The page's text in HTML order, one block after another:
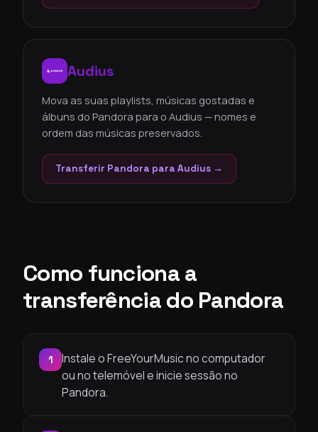
Audius
Mova as suas playlists, músicas gostadas e
álbuns do Pandora para o Audius — nomes e
ordem das músicas preservados.
Transferir Pandora para Audius →
Como funciona a
transferência do Pandora
1
Instale o FreeYourMusic no computador
ou no telemóvel e inicie sessão no
Pandora.